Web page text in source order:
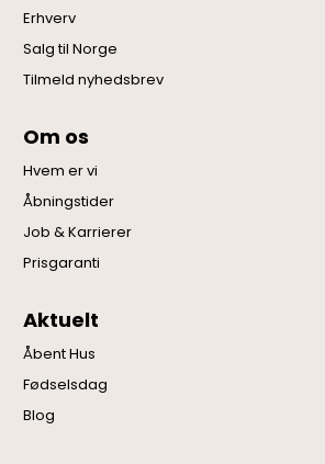
Erhverv
Salg til Norge
Tilmeld nyhedsbrev
Om os
Hvem er vi
Åbningstider
Job & Karrierer
Prisgaranti
Aktuelt
Åbent Hus
Fødselsdag
Blog